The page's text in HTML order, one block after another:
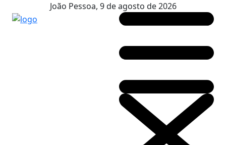
João Pessoa, 9 de agosto de 2026